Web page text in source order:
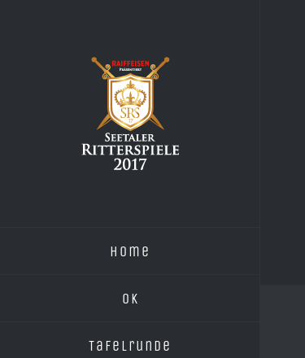
Home
OK
Tafelrunde